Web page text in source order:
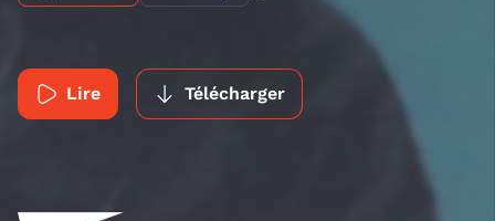
Lire Télécharger